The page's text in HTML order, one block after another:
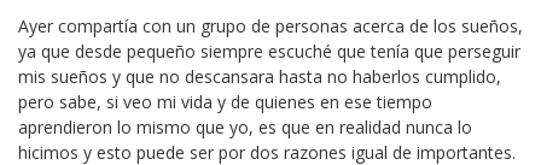
Ayer compartía con un grupo de personas acerca de los sueños,
ya que desde pequeño siempre escuché que tenía que perseguir
mis sueños y que no descansara hasta no haberlos cumplido,
pero sabe, si veo mi vida y de quienes en ese tiempo
aprendieron lo mismo que yo, es que en realidad nunca lo
hicimos y esto puede ser por dos razones igual de importantes.